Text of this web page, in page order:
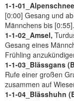
1-1-
[0:00] Gesang und
Männchens bis [0:55].
1-1-02_Amsel,
Gesang eines
Frühling
1-1-03_Blässgans
Rufe einer großen
zusammen auf
1-1-04_Blässhuhn